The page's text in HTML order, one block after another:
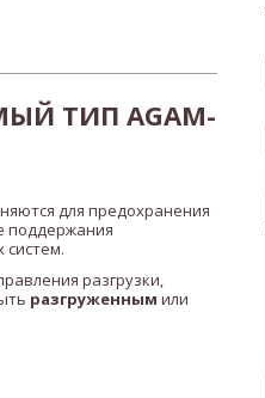
ТИП AGAM-
для предохранения
поддержания
систем.
разгрузки,
разгруженным или